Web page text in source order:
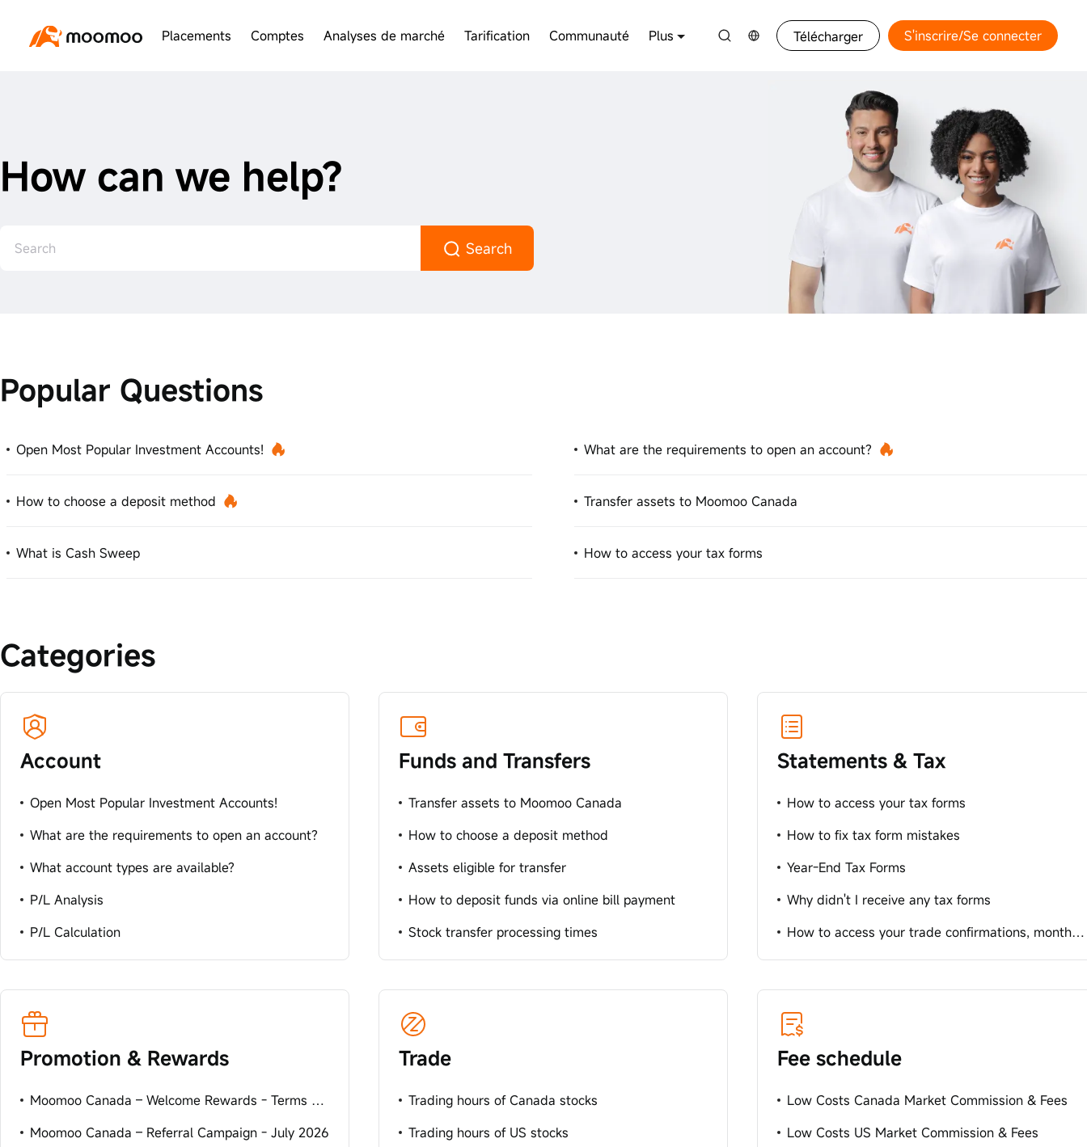
Placements Comptes Analyses de marché Tarification Communauté Plus Télécharger S'inscrire/Se connecter
How can we help?
Search
Popular Questions
Open Most Popular Investment Accounts! What are the requirements to open an account?
How to choose a deposit method Transfer assets to Moomoo Canada
What is Cash Sweep How to access your tax forms
Categories
Account
Open Most Popular Investment Accounts!
What are the requirements to open an account?
What account types are available?
P/L Analysis
P/L Calculation
Funds and Transfers
Transfer assets to Moomoo Canada
How to choose a deposit method
Assets eligible for transfer
How to deposit funds via online bill payment
Stock transfer processing times
Statements & Tax
How to access your tax forms
How to fix tax form mistakes
Year-End Tax Forms
Why didn't I receive any tax forms
How to access your trade confirmations, monthly statements and annual reports
Promotion & Rewards
Moomoo Canada – Welcome Rewards - Terms and Conditions
Moomoo Canada – Referral Campaign - July 2026
Trade
Trading hours of Canada stocks
Trading hours of US stocks
Fee schedule
Low Costs Canada Market Commission & Fees
Low Costs US Market Commission & Fees